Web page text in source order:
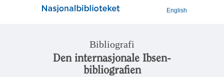
English
Bibliografi
Den internasjonale Ibsen-
bibliografien